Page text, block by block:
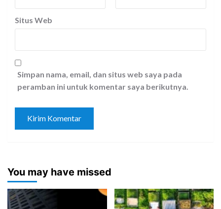
Situs Web
Simpan nama, email, dan situs web saya pada
peramban ini untuk komentar saya berikutnya.
You may have missed